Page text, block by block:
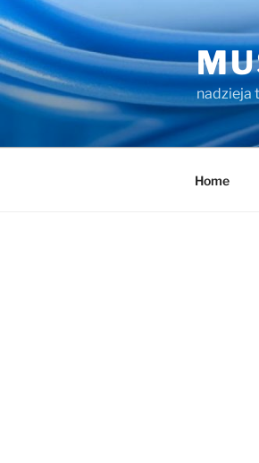
Przejdź
do
treści
nadzieja
Home